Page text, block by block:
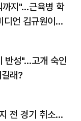
까지"…근육병 학
언 김규원이었
반성"…고개 숙인
래?
전 경기 취소…